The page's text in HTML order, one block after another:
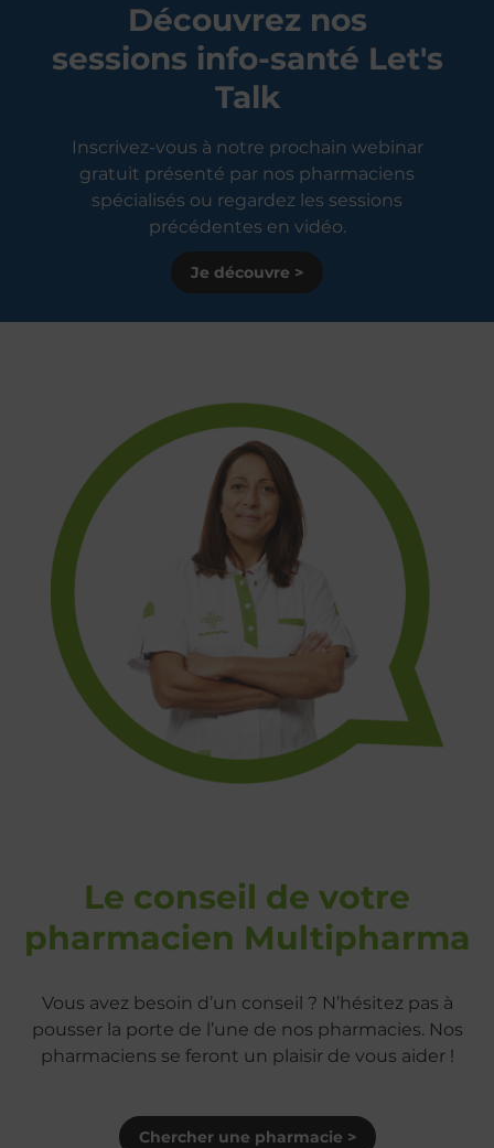
Découvrez nos
sessions info-santé Let's
Talk
Inscrivez-vous à notre prochain webinar
gratuit présenté par nos pharmaciens
spécialisés ou regardez les sessions
précédentes en vidéo.
Je découvre >
Le conseil de votre
pharmacien Multipharma
Vous avez besoin d’un conseil ? N’hésitez pas à
pousser la porte de l’une de nos pharmacies. Nos
pharmaciens se feront un plaisir de vous aider !
Chercher une pharmacie >